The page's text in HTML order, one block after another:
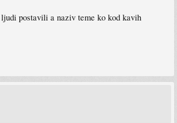
postavili a naziv teme ko kod kavih